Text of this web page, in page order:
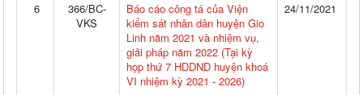
6
366/BC-
VKS
Báo cáo công tá của Viện
kiểm sát nhân dân huyện Gio
Linh năm 2021 và nhiệm vụ,
giải pháp năm 2022 (Tại kỳ
họp thứ 7 HDDND huyện khoá
VI nhiệm kỳ 2021 - 2026)
24/11/2021